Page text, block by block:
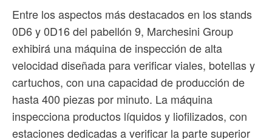
Entre los aspectos más destacados en los stands
0D6 y 0D16 del pabellón 9, Marchesini Group
exhibirá una máquina de inspección de alta
velocidad diseñada para verificar viales, botellas y
cartuchos, con una capacidad de producción de
hasta 400 piezas por minuto. La máquina
inspecciona productos líquidos y liofilizados, con
estaciones dedicadas a verificar la parte superior